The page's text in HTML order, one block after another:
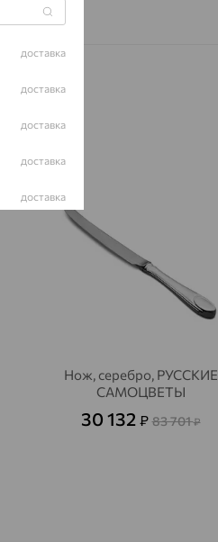
Нож, серебро, РУССКИЕ
САМОЦВЕТЫ
30 132 ₽ 83 701₽
доставка
доставка
доставка
доставка
доставка